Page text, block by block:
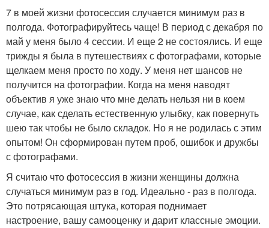
7 в моей жизни фотосессия случается минимум раз в
полгода. Фотографируйтесь чаще! В период с декабря по
май у меня было 4 сессии. И еще 2 не состоялись. И еще
трижды я была в путешествиях с фотографами, которые
щелкаем меня просто по ходу. У меня нет шансов не
получится на фотографии. Когда на меня наводят
объектив я уже знаю что мне делать нельзя ни в коем
случае, как сделать естественную улыбку, как повернуть
шею так чтобы не было складок. Но я не родилась с этим
опытом! Он сформирован путем проб, ошибок и дружбы
с фотографами.
Я считаю что фотосессия в жизни женщины должна
случаться минимум раз в год. Идеально - раз в полгода.
Это потрясающая штука, которая поднимает
настроение, вашу самооценку и дарит классные эмоции.